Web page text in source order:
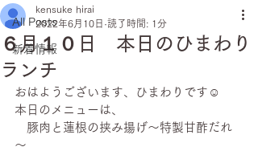
All Posts
新着情報
６月１０日 本日のひまわり
ランチ
kensuke hirai
2022年6月10日 読了時間: 1分
おはようございます、ひまわりです☺
本日のメニューは、
豚肉と蓮根の挟み揚げ～特製甘酢だれ